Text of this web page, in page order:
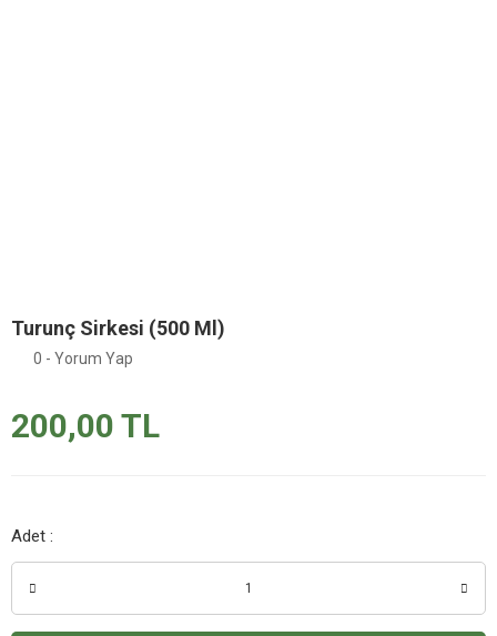
Turunç Sirkesi (500 Ml)
0 - Yorum Yap
200,00 TL
Adet :